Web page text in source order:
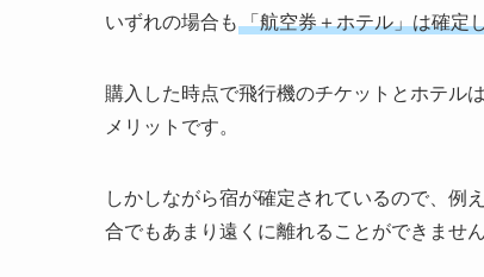
いずれの場合も 「航空券＋ホテル」は確定
購入した時点で飛行機のチケットとホテル
メリットです。
しかしながら宿が確定されているので、例
合でもあまり遠くに離れることができませ